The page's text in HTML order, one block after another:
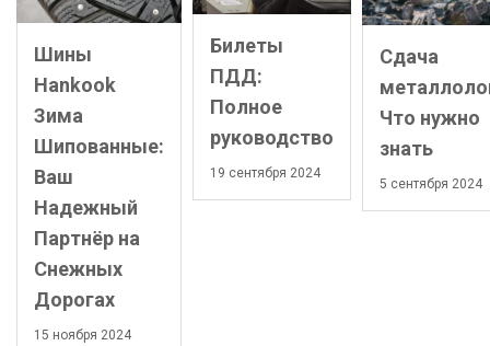
Шины
Hankook
Зима
Шипованные:
Ваш
Надежный
Партнёр на
Снежных
Дорогах
15 ноября 2024
Билеты
ПДД:
Полное
руководство
19 сентября 2024
Сдача
Что нужно
знать
5 сентября 2024